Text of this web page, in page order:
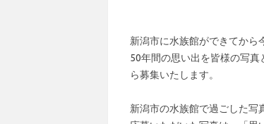
新潟市に⽔族館ができてから
50年間の思い出を皆様の写
ら募集いたします。
新潟市の⽔族館で過ごした写